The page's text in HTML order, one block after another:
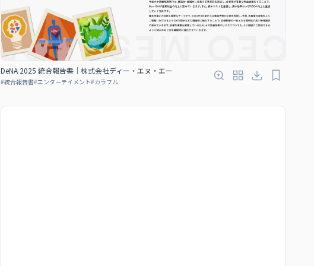
DeNA 2025 統合報告書｜株式会社ディー・エヌ・エー
#統合報告書#エンターテイメント#カラフル